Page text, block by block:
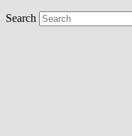
Search